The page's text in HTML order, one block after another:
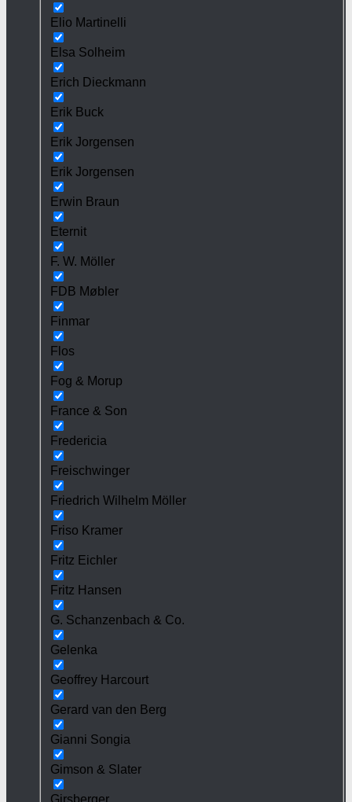
Elio Martinelli
Elsa Solheim
Erich Dieckmann
Erik Buck
Erik Jorgensen
Erik Jorgensen
Erwin Braun
Eternit
F. W. Möller
FDB Møbler
Finmar
Flos
Fog & Morup
France & Son
Fredericia
Freischwinger
Friedrich Wilhelm Möller
Friso Kramer
Fritz Eichler
Fritz Hansen
G. Schanzenbach & Co.
Gelenka
Geoffrey Harcourt
Gerard van den Berg
Gianni Songia
Gimson & Slater
Girsberger